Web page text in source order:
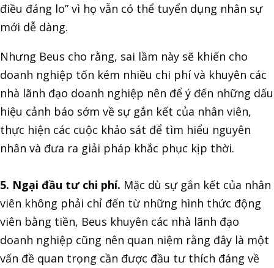
điều đáng lo” vì họ vẫn có thể tuyển dụng nhân sự
mới dễ dàng.
Nhưng Beus cho rằng, sai lầm này sẽ khiến cho
doanh nghiệp tốn kém nhiều chi phí và khuyên các
nhà lãnh đạo doanh nghiệp nên để ý đến những dấu
hiệu cảnh báo sớm về sự gắn kết của nhân viên,
thực hiện các cuộc khảo sát để tìm hiểu nguyên
nhân và đưa ra giải pháp khắc phục kịp thời.
5. Ngại đầu tư chi phí. Mặc dù sự gắn kết của nhân
viên không phải chỉ đến từ những hình thức động
viên bằng tiền, Beus khuyên các nhà lãnh đạo
doanh nghiệp cũng nên quan niệm rằng đây là một
vấn đề quan trọng cần được đầu tư thích đáng về